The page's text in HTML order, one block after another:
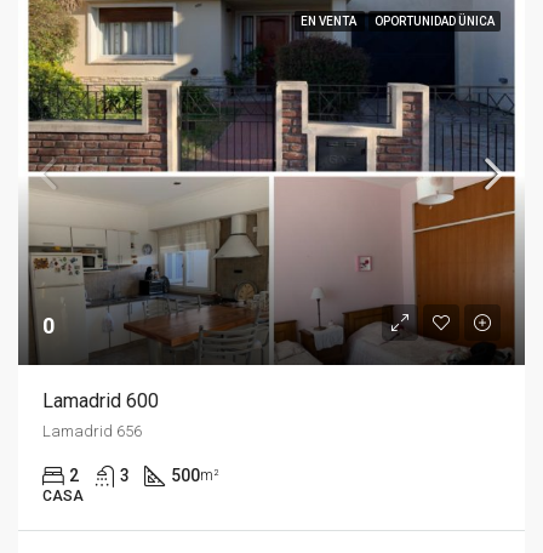
EN VENTA OPORTUNIDAD ÜNICA
0
Lamadrid 600
Lamadrid 656
2 3 500m²
CASA